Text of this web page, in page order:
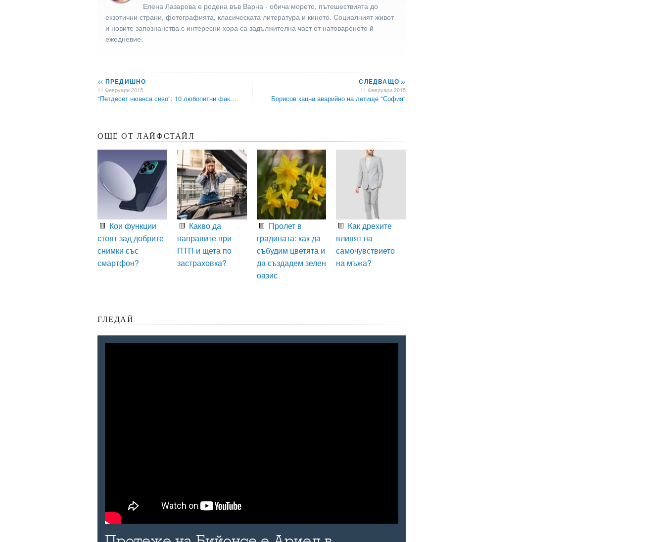
Елена Лазарова е родена във Варна - обича морето, пътешествията до
екзотични страни, фотографията, класическата литература и киното. Социалният живот
и новите запознанства с интересни хора са задължителна част от натовареното й
ежедневие.
<< ПРЕДИШНО
11 Февруари 2015
"Петдесет нюанса сиво": 10 любопитни фак…
СЛЕДВАЩО>>
11 Февруари 2015
Борисов кацна аварийно на летище "София"
ОЩЕ ОТ ЛАЙФСТАЙЛ
Кои функции
стоят зад добрите
снимки със
смартфон?
Какво да
направите при
ПТП и щета по
застраховка?
Пролет в
градината: как да
събудим цветята и
да създадем зелен
оазис
Как дрехите
влияят на
самочувствието
на мъжа?
ГЛЕДАЙ